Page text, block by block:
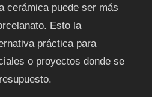
cerámica puede ser más
Esto la
práctica para
o proyectos donde se